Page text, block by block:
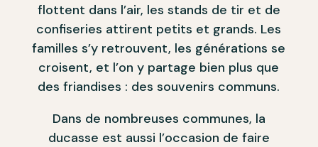
flottent dans l’air, les stands de tir et de
confiseries attirent petits et grands. Les
familles s’y retrouvent, les générations se
croisent, et l’on y partage bien plus que
des friandises : des souvenirs communs.
Dans de nombreuses communes, la
ducasse est aussi l’occasion de faire